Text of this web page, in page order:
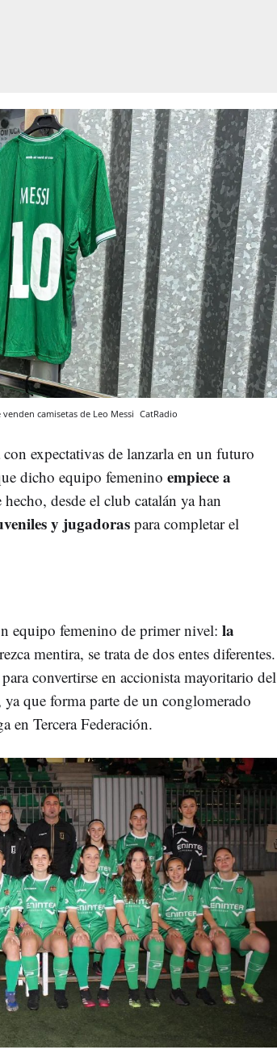
camisetas de Leo Messi CatRadio
expectativas de lanzarla en un futuro
dicho equipo femenino empiece a
hecho, desde el club catalán ya han
y jugadoras para completar el
equipo femenino de primer nivel: la
mentira, se trata de dos entes diferentes.
para convertirse en accionista mayoritario del
que forma parte de un conglomerado
en Tercera Federación.